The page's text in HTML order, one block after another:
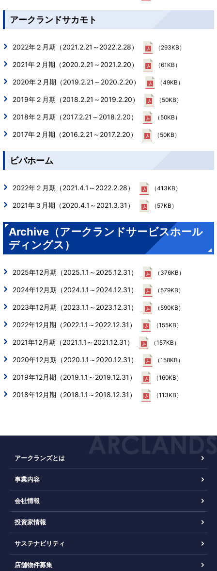
アークランドサカモト
2022年２月期（2021.2.21～2022.2.28） （293KB）
2021年２月期（2020.2.21～2021.2.20） （61KB）
2020年２月期（2019.2.21～2020.2.20） （49KB）
2019年２月期（2018.2.21～2019.2.20） （50KB）
2018年２月期（2017.2.21～2018.2.20） （50KB）
2017年２月期（2016.2.21～2017.2.20） （50KB）
ビバホーム
2022年２月期（2021.4.1～2022.2.28） （413KB）
2021年３月期（2020.4.1～2021.3.31） （57KB）
Archive（アークランドサービスホール
ディングス）
2025年12月期（2025.1.1～2025.12.31） （376KB）
2024年12月期（2024.1.1～2024.12.31） （579KB）
2023年12月期（2023.1.1～2023.12.31） （590KB）
2022年12月期（2022.1.1～2022.12.31） （155KB）
2021年12月期（2021.1.1～2021.12.31） （157KB）
2020年12月期（2020.1.1～2020.12.31） （158KB）
2019年12月期（2019.1.1～2019.12.31） （160KB）
2018年12月期（2018.1.1～2018.12.31） （113KB）
アークランズとは
事業内容
会社情報
投資家情報
サステナビリティ
店舗物件募集